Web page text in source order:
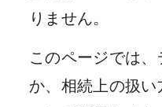
りません。
このページでは
か、相続上の扱